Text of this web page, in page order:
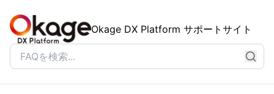
Okage DX Platform サポートサイト